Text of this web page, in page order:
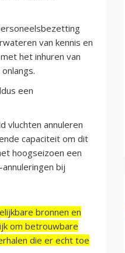
van kennis en
het inhuren van
een
vluchten annuleren
capaciteit om dit
hoogseizoen een
bij
bronnen en
om betrouwbare
die er echt toe